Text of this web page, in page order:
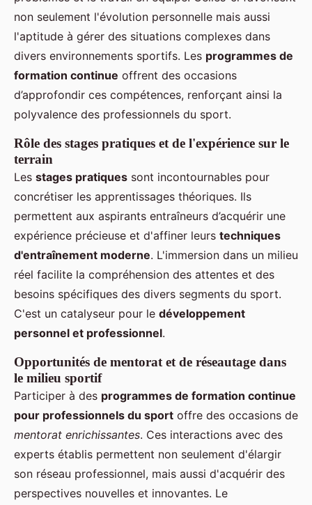
non seulement l'évolution personnelle mais aussi
l'aptitude à gérer des situations complexes dans
divers environnements sportifs. Les programmes de
formation continue offrent des occasions
d’approfondir ces compétences, renforçant ainsi la
polyvalence des professionnels du sport.
Rôle des stages pratiques et de l'expérience sur le
terrain
Les stages pratiques sont incontournables pour
concrétiser les apprentissages théoriques. Ils
permettent aux aspirants entraîneurs d’acquérir une
expérience précieuse et d'affiner leurs techniques
d'entraînement moderne. L'immersion dans un milieu
réel facilite la compréhension des attentes et des
besoins spécifiques des divers segments du sport.
C'est un catalyseur pour le développement
personnel et professionnel.
Opportunités de mentorat et de réseautage dans
le milieu sportif
Participer à des programmes de formation continue
pour professionnels du sport offre des occasions de
mentorat enrichissantes. Ces interactions avec des
experts établis permettent non seulement d'élargir
son réseau professionnel, mais aussi d'acquérir des
perspectives nouvelles et innovantes. Le